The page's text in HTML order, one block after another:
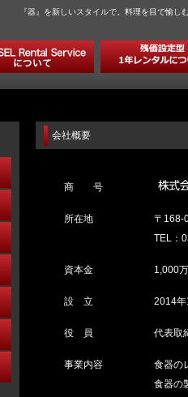
『器』を新しいスタイルで。料理を目で愉し
会社概要
商 号
所在地
〒168-
TEL：
資本金 1,000
設 立 2014
役 員 代表取
事業内容
食器の
食器の